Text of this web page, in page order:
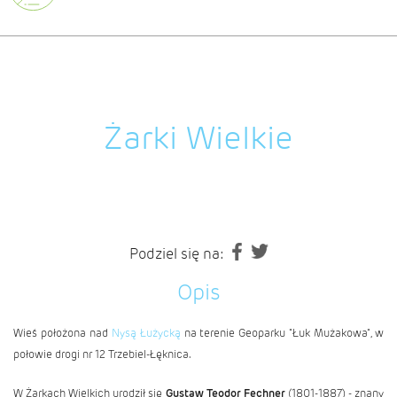
Żarki Wielkie
Podziel się na:
Opis
Wieś położona nad Nysą Łużycką na terenie Geoparku "Łuk Mużakowa",w
połowie drogi nr 12 Trzebiel-Łęknica.
W Żarkach Wielkich urodził się Gustaw Teodor Fechner(1801-1887) - znany